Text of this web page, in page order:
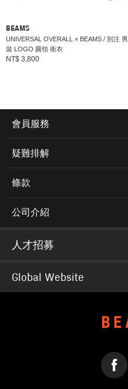
BEAMS
UNIVERSAL OVERALL × BEAMS / 別注 男
裝 LOGO 圓領 衛衣
NT$ 3,800
會員服務
疑難排解
條款
公司介紹
人才招募
Global Website